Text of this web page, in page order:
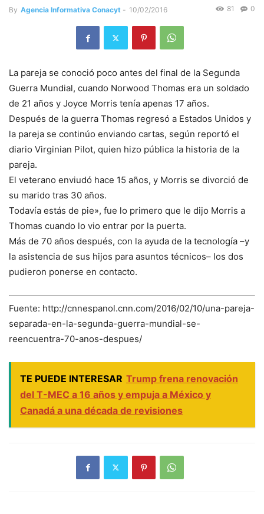
By Agencia Informativa Conacyt - 10/02/2016 0
81
La pareja se conoció poco antes del final de la Segunda
Guerra Mundial, cuando Norwood Thomas era un soldado
de 21 años y Joyce Morris tenía apenas 17 años.
Después de la guerra Thomas regresó a Estados Unidos y
la pareja se continúo enviando cartas, según reportó el
diario Virginian Pilot, quien hizo pública la historia de la
pareja.
El veterano enviudó hace 15 años, y Morris se divorció de
su marido tras 30 años.
Todavía estás de pie», fue lo primero que le dijo Morris a
Thomas cuando lo vio entrar por la puerta.
Más de 70 años después, con la ayuda de la tecnología –y
la asistencia de sus hijos para asuntos técnicos– los dos
pudieron ponerse en contacto.
Fuente: http://cnnespanol.cnn.com/2016/02/10/una-pareja-
separada-en-la-segunda-guerra-mundial-se-
reencuentra-70-anos-despues/
TE PUEDE INTERESAR Trump frena renovación
del T-MEC a 16 años y empuja a México y
Canadá a una década de revisiones